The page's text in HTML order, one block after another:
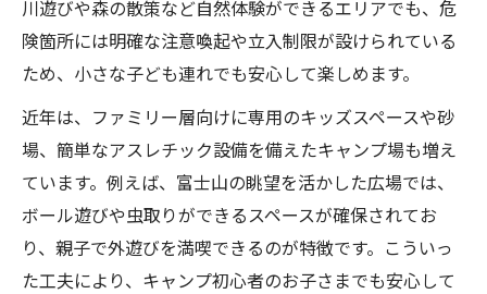
川遊びや森の散策など自然体験ができるエリアでも、危
険箇所には明確な注意喚起や立入制限が設けられている
ため、小さな子ども連れでも安心して楽しめます。
近年は、ファミリー層向けに専用のキッズスペースや砂
場、簡単なアスレチック設備を備えたキャンプ場も増え
ています。例えば、富士山の眺望を活かした広場では、
ボール遊びや虫取りができるスペースが確保されてお
り、親子で外遊びを満喫できるのが特徴です。こういっ
た工夫により、キャンプ初心者のお子さまでも安心して